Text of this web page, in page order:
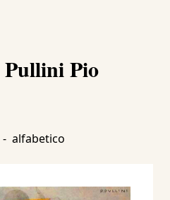
Pullini Pio
- alfabetico